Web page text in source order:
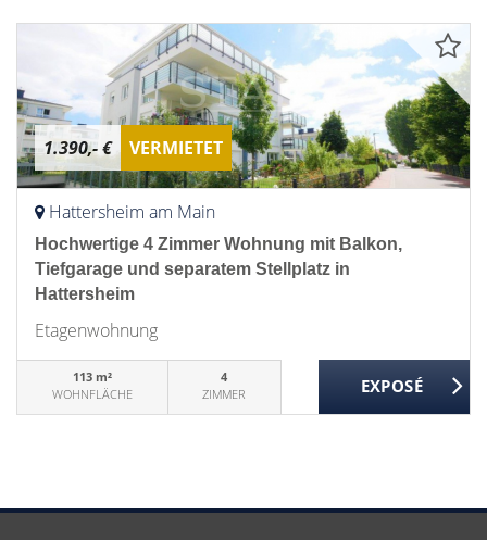
1.390,- € VERMIETET
Hattersheim am Main
Hochwertige 4 Zimmer Wohnung mit Balkon,
Tiefgarage und separatem Stellplatz in
Hattersheim
Etagenwohnung
113 m²
WOHNFLÄCHE
4
ZIMMER